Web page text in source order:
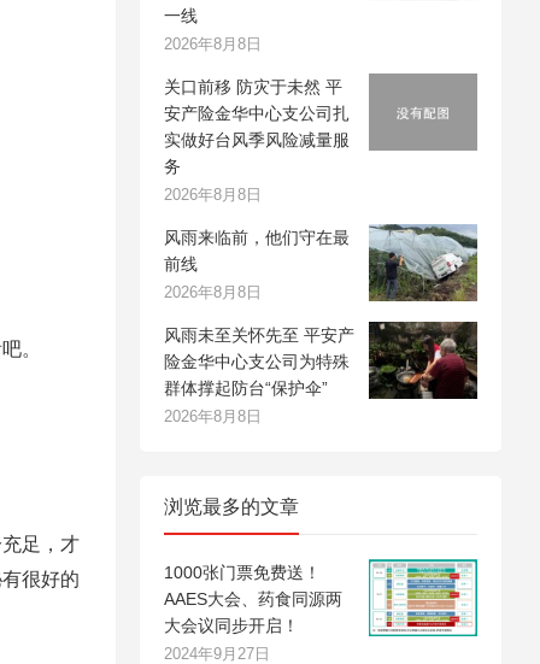
。
足，才
很好的
一线
2026年8月8日
关口前移 防灾于未然 平
安产险金华中心支公司扎
实做好台风季风险减量服
务
2026年8月8日
风雨来临前，他们守在最
前线
2026年8月8日
风雨未至关怀先至 平安产
险金华中心支公司为特殊
群体撑起防台“保护伞”
2026年8月8日
浏览最多的文章
1000张门票免费送！
AAES大会、药食同源两
大会议同步开启！
2024年9月27日